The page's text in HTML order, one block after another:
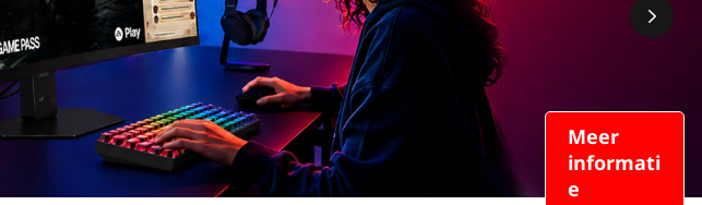
Meer
informati
e